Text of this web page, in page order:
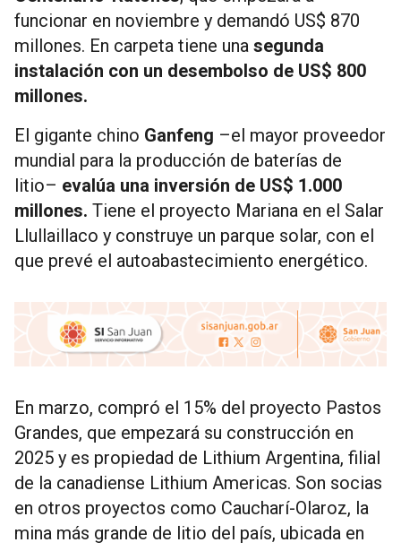
funcionar en noviembre y demandó US$ 870
millones. En carpeta tiene una segunda
instalación con un desembolso de US$ 800
millones.
El gigante chino Ganfeng –el mayor proveedor
mundial para la producción de baterías de
litio– evalúa una inversión de US$ 1.000
millones. Tiene el proyecto Mariana en el Salar
Llullaillaco y construye un parque solar, con el
que prevé el autoabastecimiento energético.
En marzo, compró el 15% del proyecto Pastos
Grandes, que empezará su construcción en
2025 y es propiedad de Lithium Argentina, filial
de la canadiense Lithium Americas. Son socias
en otros proyectos como Caucharí-Olaroz, la
mina más grande de litio del país, ubicada en